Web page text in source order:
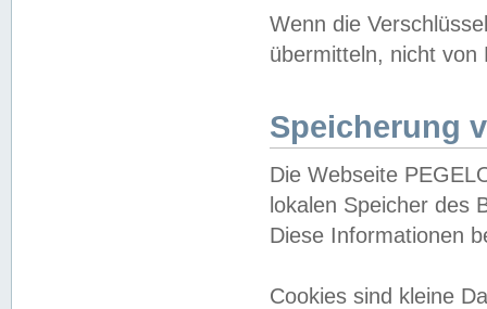
Wenn die
übermitteln, nicht von
Speicherung
Die Webseite
lokalen Speicher des
Diese Informationen
Cookies sind kleine